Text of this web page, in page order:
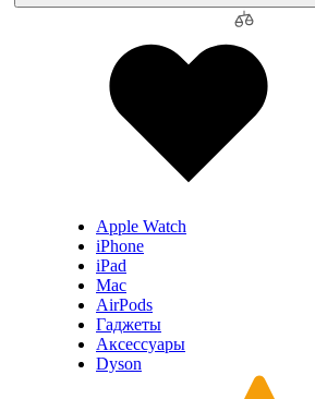
Apple Watch
iPhone
iPad
Mac
AirPods
Гаджеты
Аксессуары
Dyson